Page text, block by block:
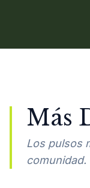
Más
Los pulsos
comunidad.